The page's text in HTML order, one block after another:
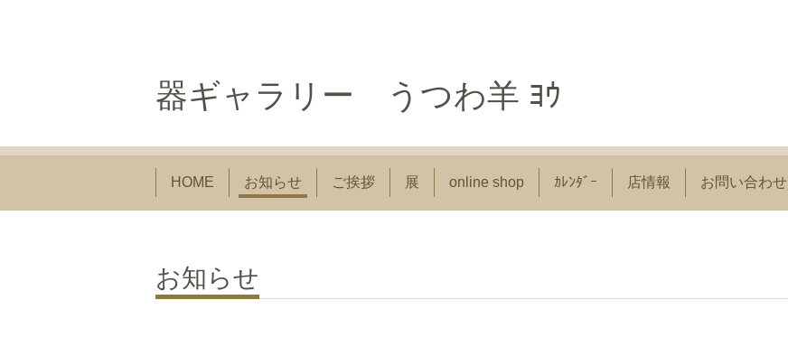
器ギャラリー うつわ羊 ﾖｳ
HOME お知らせ ご挨拶 展 online shop ｶﾚﾝﾀﾞｰ 店情報 お問い合わせ
お知らせ